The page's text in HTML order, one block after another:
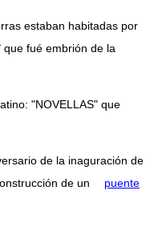
estaban habitadas por
que fué embrión de la
"NOVELLAS" que
de la inaguración de
de un
puente